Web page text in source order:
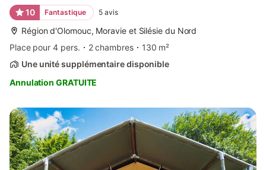
10 Fantastique 5 avis
Région d'Olomouc, Moravie et Silésie du Nord
Place pour 4 pers.
2 chambres
130 m²
Une unité supplémentaire disponible
Annulation GRATUITE